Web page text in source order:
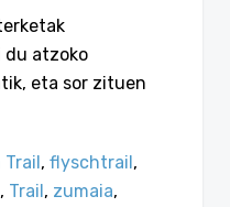
du atzoko
eta sor zituen
Trail, flyschtrail,
, Trail, zumaia,